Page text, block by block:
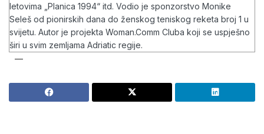
letovima „Planica 1994“ itd. Vodio je sponzorstvo Monike
Seleš od pionirskih dana do ženskog teniskog reketa broj 1 u
svijetu. Autor je projekta Woman.Comm Cluba koji se uspješno
širi u svim zemljama Adriatic regije.